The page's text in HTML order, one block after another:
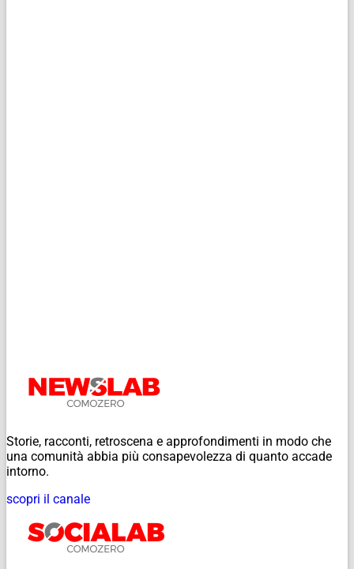
Storie, racconti, retroscena e approfondimenti in modo che
una comunità abbia più consapevolezza di quanto accade
intorno.
scopri il canale